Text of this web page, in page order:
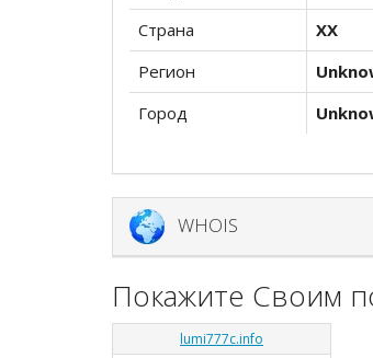
Страна
XX
Регион
Город
WHOIS
Покажите Своим
lumi777c.info